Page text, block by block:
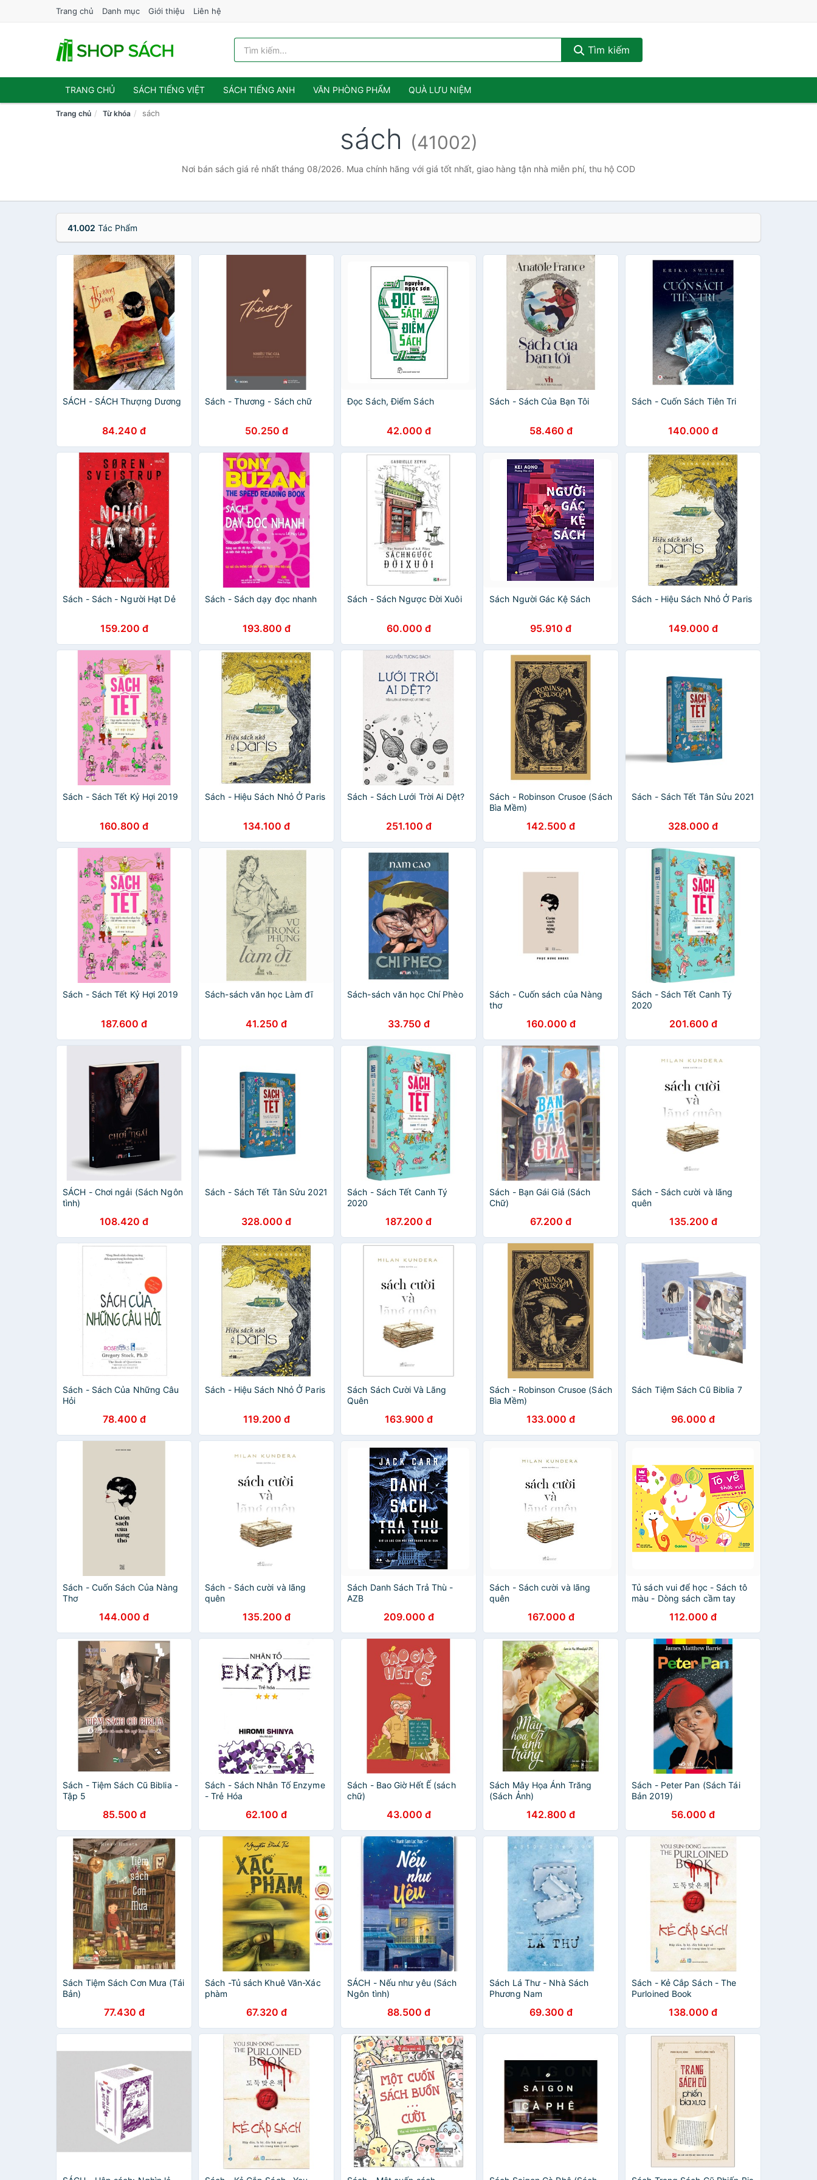
Trang chủ Danh mục Giới thiệu Liên hệ
Tìm kiếm
TRANG CHỦ SÁCH TIẾNG VIỆT SÁCH TIẾNG ANH VĂN PHÒNG PHẨM QUÀ LƯU NIỆM
Trang chủ Từ khóa sách
sách (41002)
Nơi bán sách giá rẻ nhất tháng 08/2026. Mua chính hãng với giá tốt nhất, giao hàng tận nhà miễn phí, thu hộ COD
41.002 Tác Phẩm
SÁCH - SÁCH Thượng Dương
84.240 đ
Sách - Thương - Sách chữ
50.250 đ
Đọc Sách, Điểm Sách
42.000 đ
Sách - Sách Của Bạn Tôi
58.460 đ
Sách - Cuốn Sách Tiên Tri
140.000 đ
Sách - Sách - Người Hạt Dẻ
159.200 đ
Sách - Sách dạy đọc nhanh
193.800 đ
Sách - Sách Ngược Đời Xuôi
60.000 đ
Sách Người Gác Kệ Sách
95.910 đ
Sách - Hiệu Sách Nhỏ Ở Paris
149.000 đ
Sách - Sách Tết Kỷ Hợi 2019
160.800 đ
Sách - Hiệu Sách Nhỏ Ở Paris
134.100 đ
Sách - Sách Lưới Trời Ai Dệt?
251.100 đ
Sách - Robinson Crusoe (Sách
Bìa Mềm)
142.500 đ
Sách - Sách Tết Tân Sửu 2021
328.000 đ
Sách - Sách Tết Kỷ Hợi 2019
187.600 đ
Sách-sách văn học Làm đĩ
41.250 đ
Sách-sách văn học Chí Phèo
33.750 đ
Sách - Cuốn sách của Nàng
thơ
160.000 đ
Sách - Sách Tết Canh Tý
2020
201.600 đ
SÁCH - Chơi ngải (Sách Ngôn
tình)
108.420 đ
Sách - Sách Tết Tân Sửu 2021
328.000 đ
Sách - Sách Tết Canh Tý
2020
187.200 đ
Sách - Bạn Gái Giả (Sách
Chữ)
67.200 đ
Sách - Sách cười và lãng
quên
135.200 đ
Sách - Sách Của Những Câu
Hỏi
78.400 đ
Sách - Hiệu Sách Nhỏ Ở Paris
119.200 đ
Sách Sách Cười Và Lãng
Quên
163.900 đ
Sách - Robinson Crusoe (Sách
Bìa Mềm)
133.000 đ
Sách Tiệm Sách Cũ Biblia 7
96.000 đ
Sách - Cuốn Sách Của Nàng
Thơ
144.000 đ
Sách - Sách cười và lãng
quên
135.200 đ
Sách Danh Sách Trả Thù -
AZB
209.000 đ
Sách - Sách cười và lãng
quên
167.000 đ
Tủ sách vui để học - Sách tô
màu - Dòng sách cầm tay
112.000 đ
Sách - Tiệm Sách Cũ Biblia -
Tập 5
85.500 đ
Sách - Sách Nhân Tố Enzyme
- Trẻ Hóa
62.100 đ
Sách - Bao Giờ Hết Ế (sách
chữ)
43.000 đ
Sách Mây Họa Ánh Trăng
(Sách Ảnh)
142.800 đ
Sách - Peter Pan (Sách Tái
Bản 2019)
56.000 đ
Sách Tiệm Sách Cơn Mưa (Tái
Bản)
77.430 đ
Sách -Tủ sách Khuê Văn-Xác
phàm
67.320 đ
SÁCH - Nếu như yêu (Sách
Ngôn tình)
88.500 đ
Sách Lá Thư - Nhà Sách
Phương Nam
69.300 đ
Sách - Kẻ Cắp Sách - The
Purloined Book
138.000 đ